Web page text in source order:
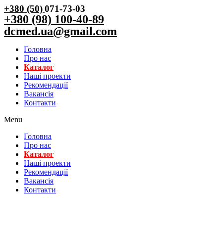
+380 (50)071-73-03
+380 (98) 100-40-89
dcmed.ua@gmail.com
Головна
Про нас
Каталог
Нашi проекти
Рекомендації
Вакансiя
Контакти
Menu
Головна
Про нас
Каталог
Нашi проекти
Рекомендації
Вакансiя
Контакти